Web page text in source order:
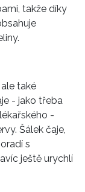
takže díky
také
- jako třeba
-
Šálek čaje,
s
ještě urychlí